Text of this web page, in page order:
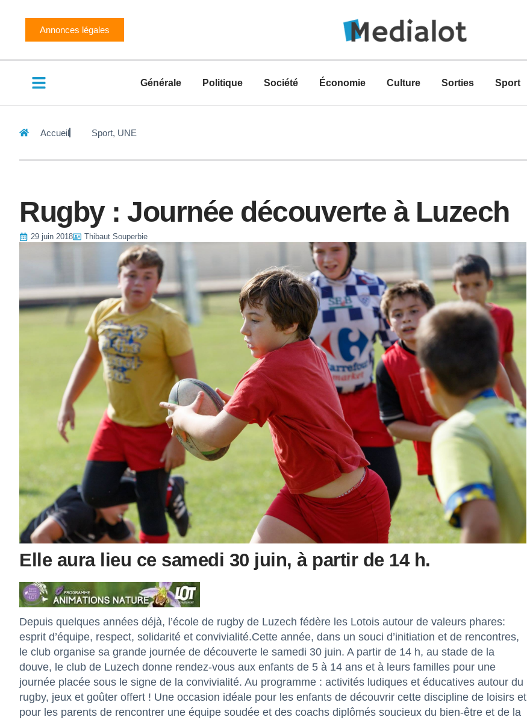
Annonces légales
Générale Politique Société Économie Culture Sorties Sport
Accueil Sport, UNE
Rugby : Journée découverte à Luzech
29 juin 2018 Thibaut Souperbie
Elle aura lieu ce samedi 30 juin, à partir de 14 h.
Depuis quelques années déjà, l’école de rugby de Luzech fédère les Lotois autour de valeurs phares:
esprit d’équipe, respect, solidarité et convivialité.Cette année, dans un souci d’initiation et de rencontres,
le club organise sa grande journée de découverte le samedi 30 juin. A partir de 14 h, au stade de la
douve, le club de Luzech donne rendez-vous aux enfants de 5 à 14 ans et à leurs familles pour une
journée placée sous le signe de la convivialité. Au programme : activités ludiques et éducatives autour du
rugby, jeux et goûter offert ! Une occasion idéale pour les enfants de découvrir cette discipline de loisirs et
pour les parents de rencontrer une équipe soudée et des coachs diplômés soucieux du bien-être et de la